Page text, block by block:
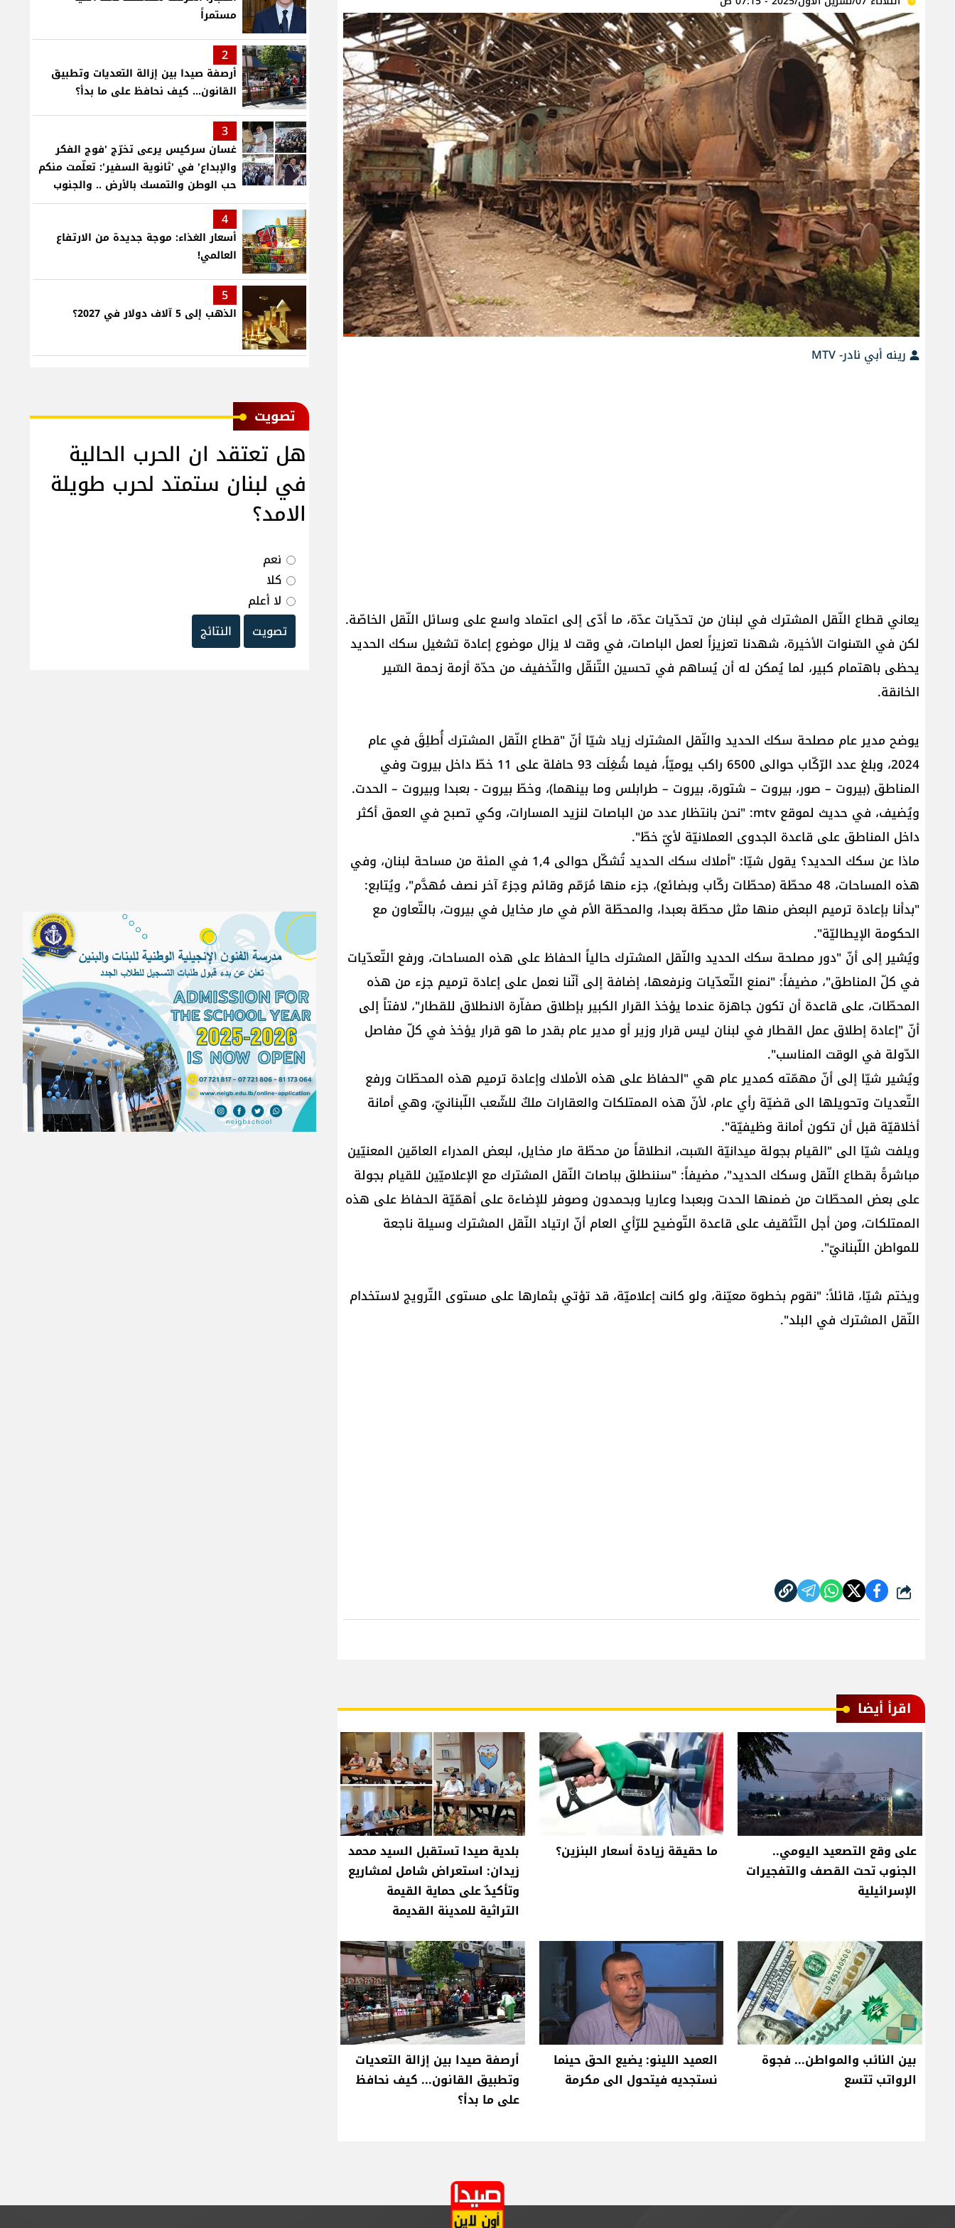
رينه أبي نادر- MTV
يعاني قطاع النّقل المشترك في لبنان من تحدّيات عدّة، ما أدّى إلى اعتماد واسع على وسائل النّقل الخاصّة.
لكن في السّنوات الأخيرة، شهدنا تعزيزاً لعمل الباصات، في وقت لا يزال موضوع إعادة تشغيل سكك الحديد
يحظى باهتمام كبير، لما يُمكن له أن يُساهم في تحسين التّنقّل والتّخفيف من حدّة أزمة زحمة السّير
الخانقة.
يوضح مدير عام مصلحة سكك الحديد والنّقل المشترك زياد شيّا أنّ "قطاع النّقل المشترك أُطلِقَ في عام
2024، وبلغ عدد الرّكّاب حوالى 6500 راكب يوميّاً، فيما شُغِلَت 93 حافلة على 11 خطّ داخل بيروت وفي
المناطق (بيروت – صور، بيروت – شتورة، بيروت – طرابلس وما بينهما)، وخطّ بيروت - بعبدا وبيروت – الحدت.
ويُضيف، في حديث لموقع mtv: "نحن بانتظار عدد من الباصات لنزيد المسارات، وكي تصبح في العمق أكثر
داخل المناطق على قاعدة الجدوى العملانيّة لأيّ خطّ".
ماذا عن سكك الحديد؟ يقول شيّا: "أملاك سكك الحديد تُشكّل حوالى 1,4 في المئة من مساحة لبنان، وفي
هذه المساحات، 48 محطّة (محطّات ركّاب وبضائع)، جزء منها مُرَمّم وقائم وجزءٌ آخر نصف مُهدَّم"، ويُتابع:
"بدأنا بإعادة ترميم البعض منها مثل محطّة بعبدا، والمحطّة الأم في مار مخايل في بيروت، بالتّعاون مع
الحكومة الإيطاليّة".
ويُشير إلى أنّ "دور مصلحة سكك الحديد والنّقل المشترك حالياً الحفاظ على هذه المساحات، ورفع التّعدّيات
في كلّ المناطق"، مضيفاً: "نمنع التّعدّيات ونرفعها، إضافة إلى أنّنا نعمل على إعادة ترميم جزء من هذه
المحطّات، على قاعدة أن تكون جاهزة عندما يؤخذ القرار الكبير بإطلاق صفاّرة الانطلاق للقطار"، لافتاً إلى
أنّ "إعادة إطلاق عمل القطار في لبنان ليس قرار وزير أو مدير عام بقدر ما هو قرار يؤخذ في كلّ مفاصل
الدّولة في الوقت المناسب".
ويُشير شيّا إلى أنّ مهمّته كمدير عام هي "الحفاظ على هذه الأملاك وإعادة ترميم هذه المحطّات ورفع
التّعديات وتحويلها الى قضيّة رأي عام، لأنّ هذه الممتلكات والعقارات ملكٌ للشّعب اللّبنانيّ، وهي أمانة
أخلاقيّة قبل أن تكون أمانة وظيفيّة".
ويلفت شيّا الى "القيام بجولة ميدانيّة السّبت، انطلاقاً من محطّة مار مخايل، لبعض المدراء العامّين المعنيّين
مباشرةً بقطاع النّقل وسكك الحديد"، مضيفاً: "سننطلق بباصات النّقل المشترك مع الإعلاميّين للقيام بجولة
على بعض المحطّات من ضمنها الحدت وبعبدا وعاريا وبحمدون وصوفر للإضاءة على أهمّيّة الحفاظ على هذه
الممتلكات، ومن أجل التّثقيف على قاعدة التّوضيح للرّأي العام أنّ ارتياد النّقل المشترك وسيلة ناجعة
للمواطن اللّبنانيّ".
ويختم شيّا، قائلاً: "نقوم بخطوة معيّنة، ولو كانت إعلاميّة، قد تؤتي بثمارها على مستوى التّرويج لاستخدام
النّقل المشترك في البلد".
شارك
اقرأ أيضا
على وقع التصعيد اليومي..
الجنوب تحت القصف والتفجيرات
الإسرائيلية
ما حقيقة زيادة أسعار البنزين؟
بلدية صيدا تستقبل السيد محمد
زيدان: استعراض شامل لمشاريع
وتأكيدٌ على حماية القيمة
التراثية للمدينة القديمة
بين النائب والمواطن... فجوة
الرواتب تتسع
العميد اللينو: يضيع الحق حينما
نستجديه فيتحول الى مكرمة
أرصفة صيدا بين إزالة التعديات
وتطبيق القانون... كيف نحافظ
على ما بدأ؟
مستمراً
2
أرصفة صيدا بين إزالة التعديات وتطبيق
القانون... كيف نحافظ على ما بدأ؟
3
غسان سركيس يرعى تخرّج 'فوج الفكر
والإبداع' في 'ثانوية السفير': تعلّمت منكم
حب الوطن والتمسك بالأرض .. والجنوب
هو عزة وكرامة لبنان
4
أسعار الغذاء: موجة جديدة من الارتفاع
العالمي!
5
الذهب إلى 5 آلاف دولار في 2027؟
ﺗﺼﻮﻳﺖ
هل تعتقد ان الحرب الحالية
في لبنان ستمتد لحرب طويلة
الامد؟
نعم
كلا
لا أعلم
تصويت
النتائج